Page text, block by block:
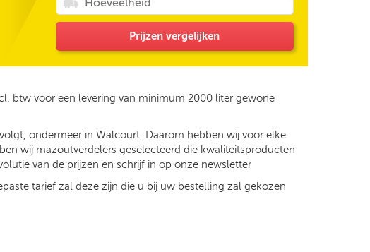
Prijzen vergelijken
btw voor een levering van minimum 2000 liter gewone
ondermeer in Walcourt. Daarom hebben wij voor elke
wij mazoutverdelers geselecteerd die kwaliteitsproducten
van de prijzen en schrijf in op onze newsletter
tarief zal deze zijn die u bij uw bestelling zal gekozen